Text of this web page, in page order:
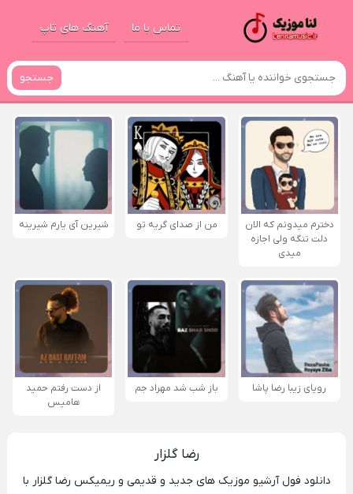
تماس با ما آهنگ های تاپ
جستجو
دخترم میدونم که الان
دلت تنگه ولی اجازه
میدی
من از صدای گريه تو شیرین آی یارم شیرینه
رویای زیبا رضا پاشا باز شب شد مهراد جم
از دست رفتم حمید
هامیس
رضا گلزار
دانلود فول آرشیو موزیک های جدید و قدیمی و ریمیکس رضا گلزار با